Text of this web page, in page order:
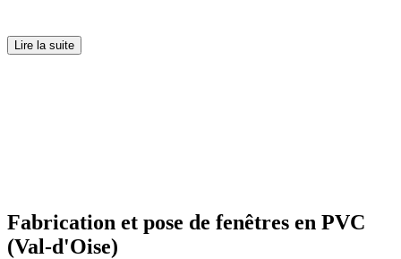
Lire la suite
Fabrication et pose de fenêtres en PVC
(Val-d'Oise)